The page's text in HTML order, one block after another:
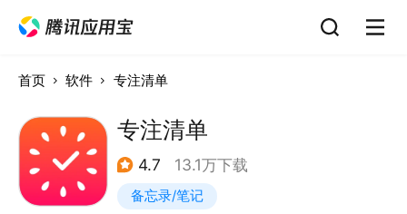
首页 软件 专注清单
专注清单
4.7 13.1万下载
备忘录/笔记